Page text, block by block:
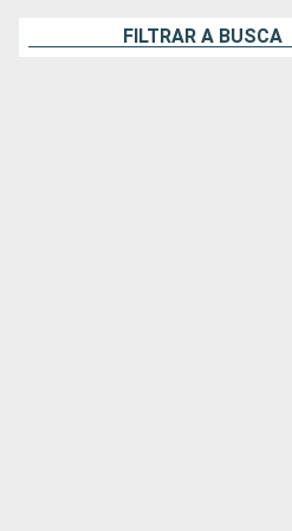
FILTRAR A BUSCA